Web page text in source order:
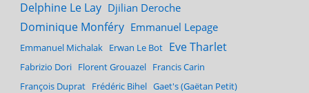
Delphine Le Lay Djilian Deroche
Dominique Monféry Emmanuel Lepage
Emmanuel Michalak Erwan Le Bot Eve Tharlet
Fabrizio Dori Florent Grouazel Francis Carin
François Duprat Frédéric Bihel Gaet's (Gaëtan Petit)